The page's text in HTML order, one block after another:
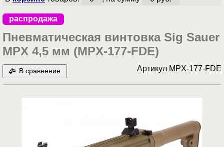
распродажа
Пневматическая винтовка Sig Sauer
MPX 4,5 мм (MPX-177-FDE)
В сравнение Артикул MPX-177-FDE